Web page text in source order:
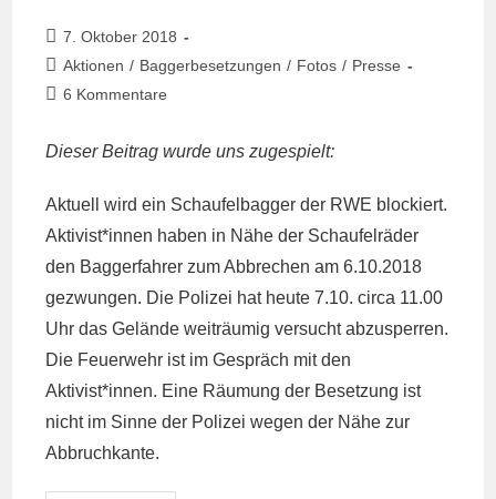
Beitrag
veröffentlicht:
7. Oktober 2018
Beitrags-
Kategorie:
Aktionen / Baggerbesetzungen / Fotos / Presse
Beitrags-
6 Kommentare
Dieser Beitrag wurde uns zugespielt:
Aktuell wird ein Schaufelbagger der RWE blockiert.
Aktivist*innen haben in Nähe der Schaufelräder
den Baggerfahrer zum Abbrechen am 6.10.2018
gezwungen. Die Polizei hat heute 7.10. circa 11.00
Uhr das Gelände weiträumig versucht abzusperren.
Die Feuerwehr ist im Gespräch mit den
Aktivist*innen. Eine Räumung der Besetzung ist
nicht im Sinne der Polizei wegen der Nähe zur
Abbruchkante.